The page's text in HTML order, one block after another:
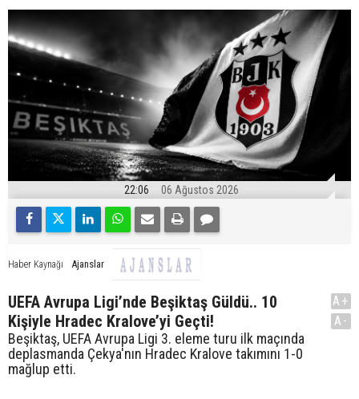
22:06 06 Ağustos 2026
Haber Kaynağı Ajanslar
UEFA Avrupa Ligi’nde Beşiktaş Güldü.. 10
Kişiyle Hradec Kralove’yi Geçti!
Beşiktaş, UEFA Avrupa Ligi 3. eleme turu ilk maçında
deplasmanda Çekya'nın Hradec Kralove takımını 1-0
mağlup etti.
A+
A-